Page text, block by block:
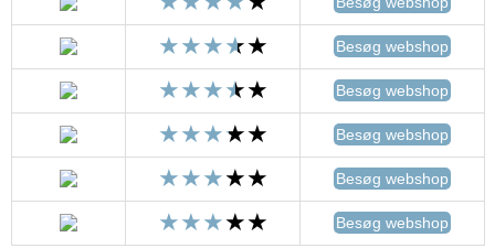
Besøg webshop
Besøg webshop
Besøg webshop
Besøg webshop
Besøg webshop